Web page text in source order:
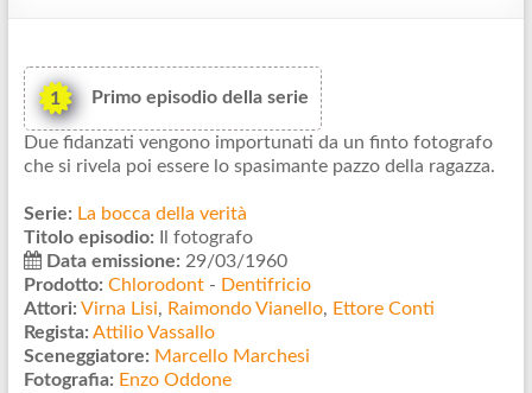
1 Primo episodio della serie
Due fidanzati vengono importunati da un finto fotografo
che si rivela poi essere lo spasimante pazzo della ragazza.
Serie: La bocca della verità
Titolo episodio: Il fotografo
Data emissione: 29/03/1960
Prodotto: Chlorodont- Dentifricio
Attori: Virna Lisi, Raimondo Vianello, Ettore Conti
Regista: Attilio Vassallo
Sceneggiatore: Marcello Marchesi
Fotografia: Enzo Oddone